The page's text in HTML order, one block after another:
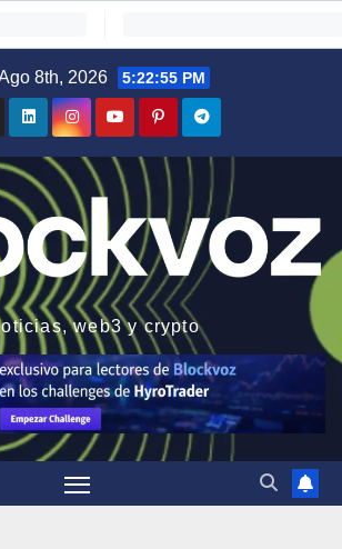
8th, 2026 5:22:56 PM
web3 y crypto